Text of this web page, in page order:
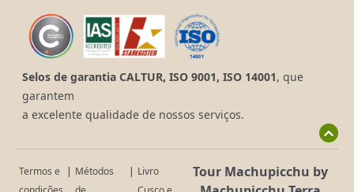
Selos de garantia CALTUR, ISO 9001, ISO 14001, que
garantem
a excelente qualidade de nossos serviços.
Termos e
| Métodos
| Livro
Tour Machupicchu by